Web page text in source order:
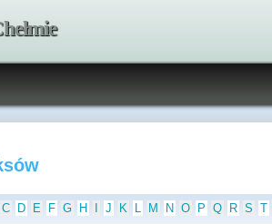
C D E F G H J K L M N O P Q R S T